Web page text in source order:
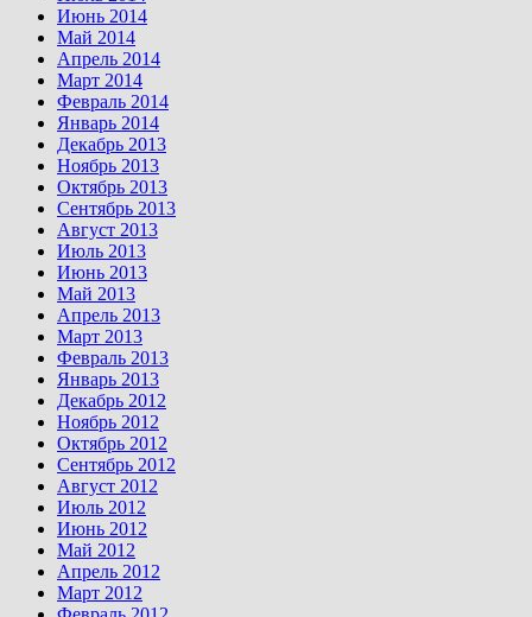
Июнь 2014
Май 2014
Апрель 2014
Март 2014
Февраль 2014
Январь 2014
Декабрь 2013
Ноябрь 2013
Октябрь 2013
Сентябрь 2013
Август 2013
Июль 2013
Июнь 2013
Май 2013
Апрель 2013
Март 2013
Февраль 2013
Январь 2013
Декабрь 2012
Ноябрь 2012
Октябрь 2012
Сентябрь 2012
Август 2012
Июль 2012
Июнь 2012
Май 2012
Апрель 2012
Март 2012